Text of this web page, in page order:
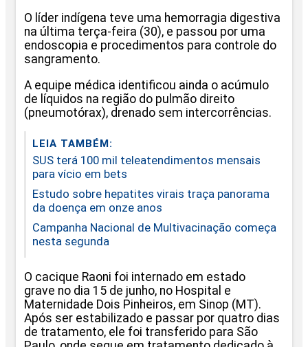
O líder indígena teve uma hemorragia digestiva
na última terça-feira (30), e passou por uma
endoscopia e procedimentos para controle do
sangramento.
A equipe médica identificou ainda o acúmulo
de líquidos na região do pulmão direito
(pneumotórax), drenado sem intercorrências.
LEIA TAMBÉM:
SUS terá 100 mil teleatendimentos mensais
para vício em bets
Estudo sobre hepatites virais traça panorama
da doença em onze anos
Campanha Nacional de Multivacinação começa
nesta segunda
O cacique Raoni foi internado em estado
grave no dia 15 de junho, no Hospital e
Maternidade Dois Pinheiros, em Sinop (MT).
Após ser estabilizado e passar por quatro dias
de tratamento, ele foi transferido para São